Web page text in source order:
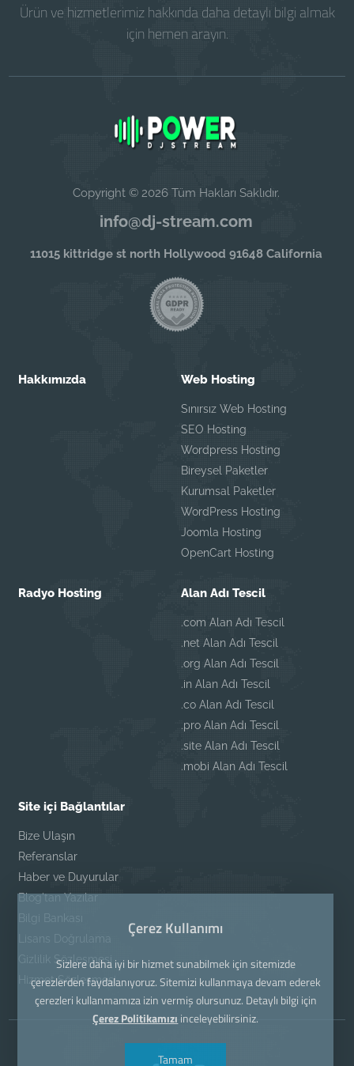
Ürün ve hizmetlerimiz hakkında daha detaylı bilgi almak
için hemen arayın.
Copyright © 2026 Tüm Hakları Saklıdır.
info@dj-stream.com
11015 kittridge st north Hollywood 91648 California
Hakkımızda Web Hosting
Sınırsız Web Hosting
SEO Hosting
Wordpress Hosting
Bireysel Paketler
Kurumsal Paketler
WordPress Hosting
Joomla Hosting
OpenCart Hosting
Radyo Hosting Alan Adı Tescil
.com Alan Adı Tescil
.net Alan Adı Tescil
.org Alan Adı Tescil
.in Alan Adı Tescil
.co Alan Adı Tescil
.pro Alan Adı Tescil
.site Alan Adı Tescil
.mobi Alan Adı Tescil
Site içi Bağlantılar
Bize Ulaşın
Referanslar
Haber ve Duyurular
Blog'tan Yazılar
Bilgi Bankası
Lisans Doğrulama
Gizlilik Sözleşmesi
Hizmet Sözleşmesi
Çerez Kullanımı
Sizlere daha iyi bir hizmet sunabilmek için sitemizde
çerezlerden faydalanıyoruz. Sitemizi kullanmaya devam ederek
çerezleri kullanmamıza izin vermiş olursunuz. Detaylı bilgi için
Çerez Politikamızı inceleyebilirsiniz.
Tamam